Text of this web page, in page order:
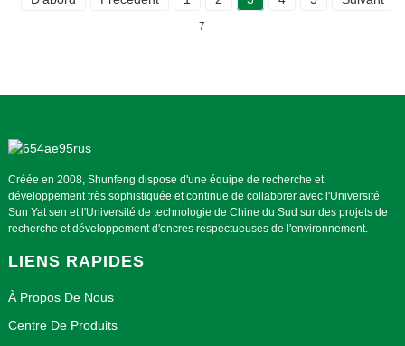
7
Créée en 2008, Shunfeng dispose d'une équipe de recherche et
développement très sophistiquée et continue de collaborer avec l'Université
Sun Yat sen et l'Université de technologie de Chine du Sud sur des projets de
recherche et développement d'encres respectueuses de l'environnement.
LIENS RAPIDES
À Propos De Nous
Centre De Produits